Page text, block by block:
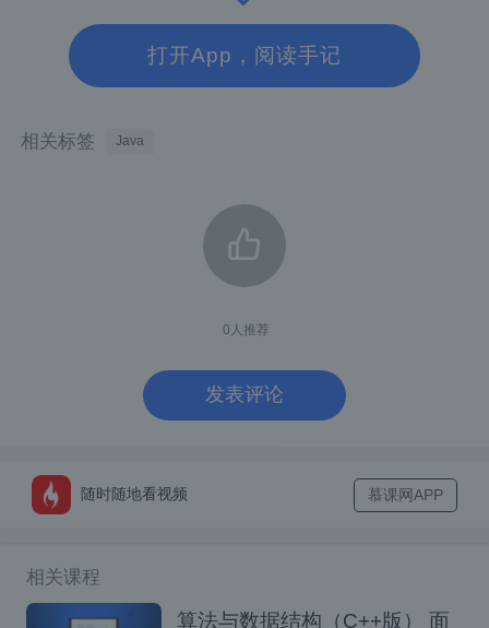
        return aService;
    }
@Lazy 注解可以添加在 AService 或者 BSer
添加上之后，我们再去启动项目，就不会报错
了。这样看起来问题解决了，但是其实还是差
ClassPathXmlApplicationContext
AService aService =
BService bService =
最终打印结果如下：
打开App，阅读手记
相关标签 Java
0 人推荐
发表评论
随时随地看视频 慕课网APP
相关课程
算法与数据结构（C++版） 面